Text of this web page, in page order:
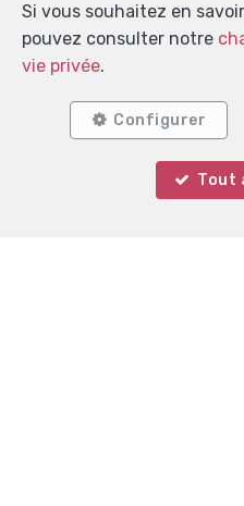
Votre agent
Si vous souhaitez en
pouvez consulter notre
vie privée.
Configurer
Tout